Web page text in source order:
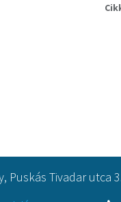
Puskás Tivadar utca